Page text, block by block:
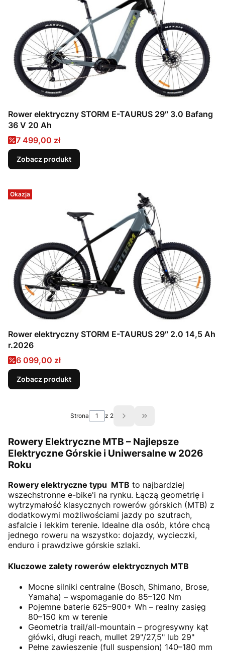
Rower elektryczny STORM E-TAURUS 29″ 3.0 Bafang
36 V 20 Ah
Cena promocyjna
7 499,00 zł
Zobacz produkt
Okazja
Rower elektryczny STORM E-TAURUS 29″ 2.0 14,5 Ah
r.2026
Cena promocyjna
6 099,00 zł
Zobacz produkt
Strona z 2 Przejdź do ostatniej
Rowery Elektryczne MTB – Najlepsze
Elektryczne Górskie i Uniwersalne w 2026
Roku
Rowery elektryczne typu MTB to najbardziej
wszechstronne e-bike'i na rynku. Łączą geometrię i
wytrzymałość klasycznych rowerów górskich (MTB) z
dodatkowymi możliwościami jazdy po szutrach,
asfalcie i lekkim terenie. Idealne dla osób, które chcą
jednego roweru na wszystko: dojazdy, wycieczki,
enduro i prawdziwe górskie szlaki.
Kluczowe zalety rowerów elektrycznych MTB
Mocne silniki centralne (Bosch, Shimano, Brose,
Yamaha) – wspomaganie do 85–120 Nm
Pojemne baterie 625–900+ Wh – realny zasięg
80–150 km w terenie
Geometria trail/all-mountain – progresywny kąt
główki, długi reach, mullet 29"/27,5" lub 29"
Pełne zawieszenie (full suspension) 140–180 mm